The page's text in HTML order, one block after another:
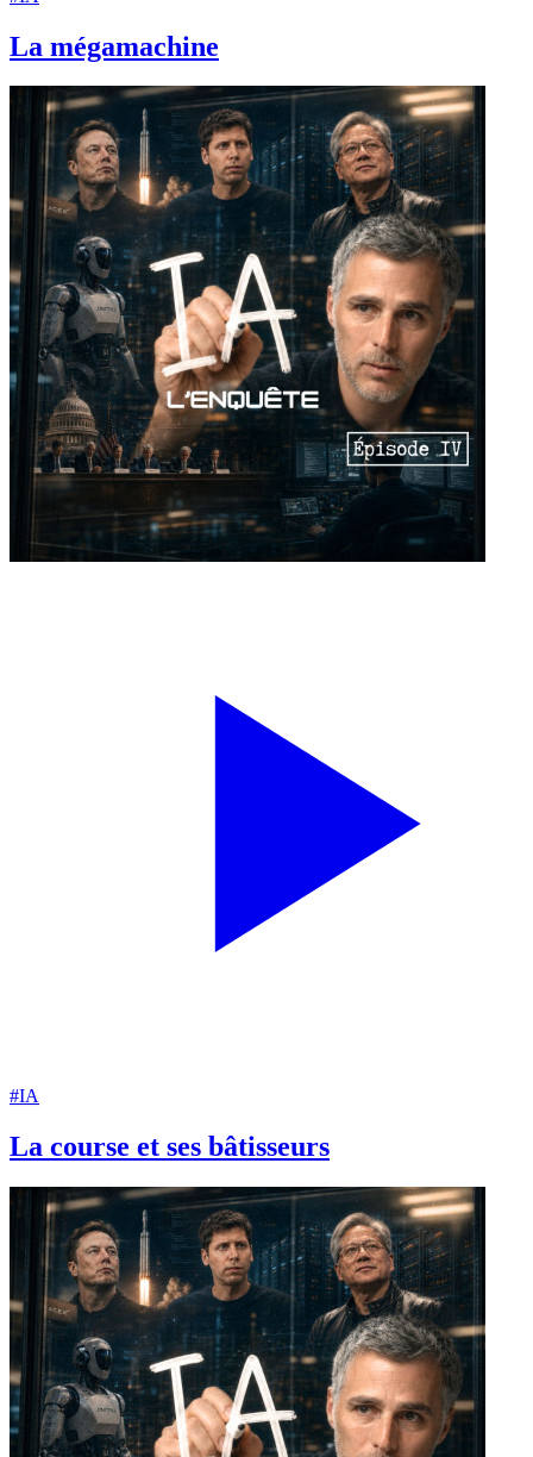
La mégamachine
#IA
La course et ses bâtisseurs